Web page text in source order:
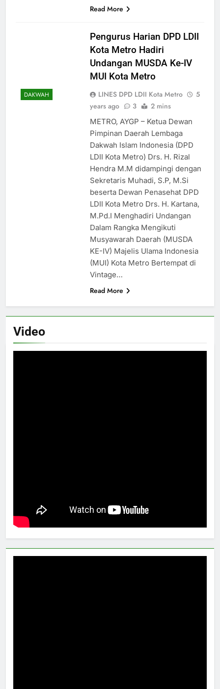
Video
Read More
DAKWAH
Pengurus Harian DPD LDII
Kota Metro Hadiri
Undangan MUSDA Ke-IV
MUI Kota Metro
LINES DPD LDII Kota Metro
5
years ago
3 2 mins
METRO, AYGP – Ketua Dewan
Pimpinan Daerah Lembaga
Dakwah Islam Indonesia (DPD
LDII Kota Metro) Drs. H. Rizal
Hendra M.M didampingi dengan
Sekretaris Muhadi, S.P, M.Si
beserta Dewan Penasehat DPD
LDII Kota Metro Drs. H. Kartana,
M.Pd.I Menghadiri Undangan
Dalam Rangka Mengikuti
Musyawarah Daerah (MUSDA
KE-IV) Majelis Ulama Indonesia
(MUI) Kota Metro Bertempat di
Vintage…
Read More